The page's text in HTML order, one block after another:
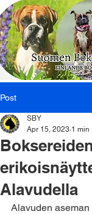
Post
Alavudella
SBY
Apr 15, 2023 1 min
Alavuden